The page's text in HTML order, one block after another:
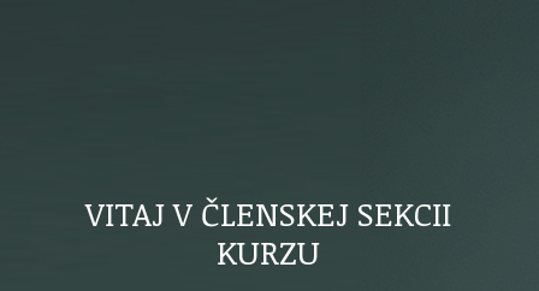
VITAJ V ČLENSKEJ SEKCII
KURZU